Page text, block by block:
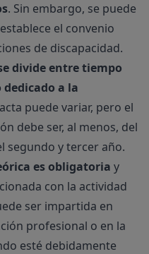
. Sin embargo, se puede
el convenio
de discapacidad.
divide entre tiempo
a la
puede variar, pero el
debe ser, al menos, del
segundo y tercer año.
es obligatoria y
con la actividad
ser impartida en
profesional o en la
esté debidamente